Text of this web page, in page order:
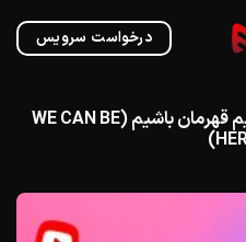
درخواست سرویس
ما می‌توانیم قهرمان باشیم (WE CAN BE